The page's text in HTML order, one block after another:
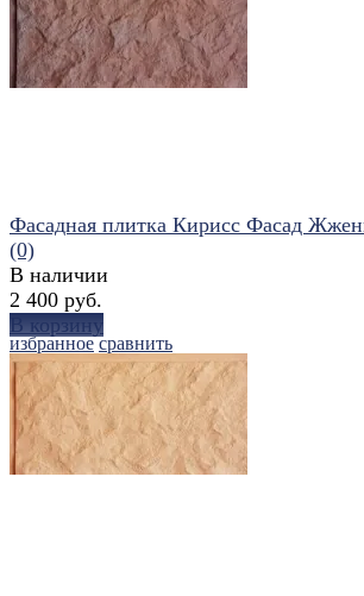
избранное сравнить
Фасадная плитка Кирисс Фасад
(0)
В наличии
2 400 руб.
В корзину